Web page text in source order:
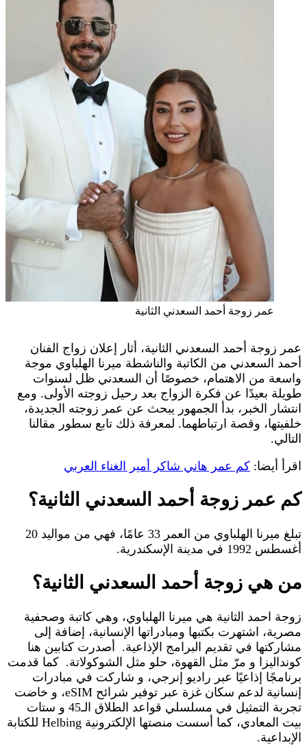
عمر زوجة أحمد السعدني الثانية
عمر زوجة أحمد السعدني الثانية، أثار إعلان زواج الفنان
أحمد السعدني من الكاتبة والناشطة ميرنا الهلباوي موجة
واسعة من الاهتمام، خصوصًا أن السعدني ظل لسنوات
طويلة بعيدًا عن فكرة الزواج بعد رحيل زوجته الأولى. ومع
انتشار الخبر، بدأ الجمهور يبحث عن عمر زوجته الجديدة،
خلفيتها، وقصة ارتباطهما. لمعرفة ذلك تابع سطور مقالنا
التالي.
اقرأ أيضا: كم عمر هاني شاكر أمير الغناء العربي
كم عمر زوجة أحمد السعدني الثانية؟
تبلغ ميرنا الهلباوي من العمر 33 عامًا، فهي من مواليد 20
أغسطس 1992 في مدينة الإسكندرية.
من هي زوجة أحمد السعدني الثانية؟
زوجة احمد الثانية هي ميرنا الهلباوي، وهي كاتبة وصحفية
مصرية، اشتهرت بكتبها ومبادراتها الإنسانية، إضافة إلى
مشاركتها في تقديم البرامج الإذاعية. أصدرت كتابين هنا
كونداليزا و مرّ مثل القهوة، حلو مثل الشوكولاتة. كما قدمت
برنامجًا إذاعيًا عبر راديو إنرجي، و شاركت في مبادرات
إنسانية لدعم سكان غزة عبر توفير شرائح eSIM، و خاضت
تجربة التمثيل في مسلسلي قواعد الطلاق الـ45 و ستات
بيت المعادي، كما أسست منصتها الإلكترونية Helbing للكتابة
الإبداعية.